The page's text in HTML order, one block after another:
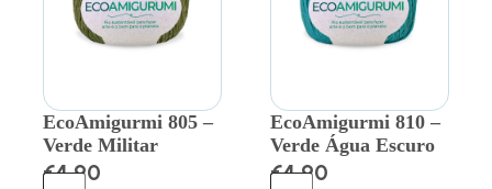
EcoAmigurmi 805 –
Verde Militar
€4.90
EcoAmigurmi 810 –
Verde Água Escuro
€4.90